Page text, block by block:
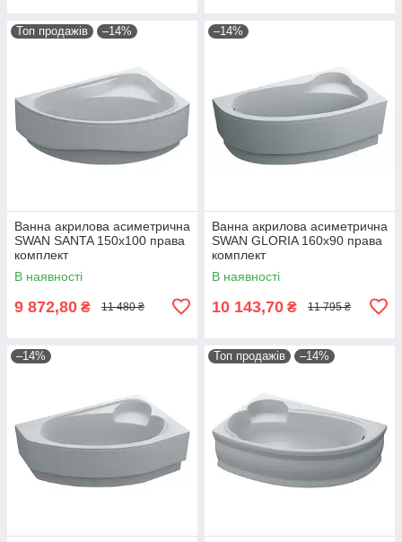
Топ продажів –14%
Ванна акрилова асиметрична
SWAN SANTA 150x100 права
комплект
В наявності
9 872,80 ₴ 11 480 ₴
–14%
Ванна акрилова асиметрична
SWAN GLORIA 160x90 права
комплект
В наявності
10 143,70 ₴ 11 795 ₴
–14% Топ продажів –14%